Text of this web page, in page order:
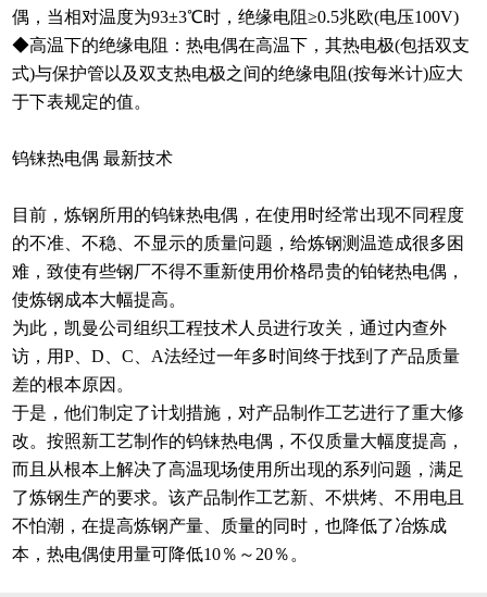
偶，当相对温度为93±3℃时，绝缘电阻≥0.5兆欧(电压100V)
◆高温下的绝缘电阻：热电偶在高温下，其热电极(包括双支
式)与保护管以及双支热电极之间的绝缘电阻(按每米计)应大
于下表规定的值。
钨铼热电偶 最新技术
目前，炼钢所用的钨铼热电偶，在使用时经常出现不同程度
的不准、不稳、不显示的质量问题，给炼钢测温造成很多困
难，致使有些钢厂不得不重新使用价格昂贵的铂铑热电偶，
使炼钢成本大幅提高。
为此，凯曼公司组织工程技术人员进行攻关，通过内查外
访，用P、D、C、A法经过一年多时间终于找到了产品质量
差的根本原因。
于是，他们制定了计划措施，对产品制作工艺进行了重大修
改。按照新工艺制作的钨铼热电偶，不仅质量大幅度提高，
而且从根本上解决了高温现场使用所出现的系列问题，满足
了炼钢生产的要求。该产品制作工艺新、不烘烤、不用电且
不怕潮，在提高炼钢产量、质量的同时，也降低了冶炼成
本，热电偶使用量可降低10％～20％。